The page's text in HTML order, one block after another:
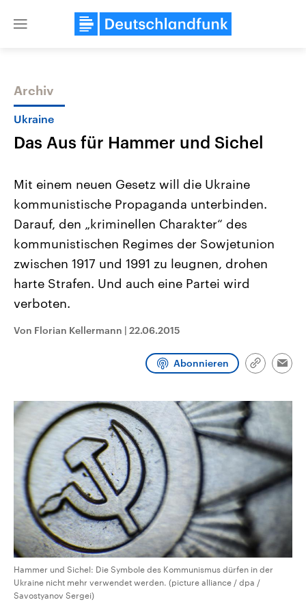
Close
Themen
Landtagswahl Sachsen-Anhalt
2026
Alle Informationen
Sachsen-Anhalt wählt am 6.
September 2026 einen neuen
Bundesland von einer Koalition aus
Umfragen, Prognosen,
Wahlprogramme, aktuelle Berichte
und Kandidaten der anstehenden
USA
Aktuelle Beiträge,
Hintergründe
Wirtschaftlich und
gehören die Vereinigten
Archiv
Ukraine
Das Aus für Hammer und Sichel
Mit einem neuen Gesetz will die Ukraine
kommunistische Propaganda unterbinden.
Darauf, den „kriminellen Charakter“ des
kommunistischen Regimes der Sowjetunion
zwischen 1917 und 1991 zu leugnen, drohen
harte Strafen. Und auch eine Partei wird
verboten.
Von Florian Kellermann | 22.06.2015
Abonnieren
Link
Hammer und Sichel: Die Symbole des Kommunismus dürfen in der
Ukraine nicht mehr verwendet werden. (picture alliance / dpa /
Savostyanov Sergei)